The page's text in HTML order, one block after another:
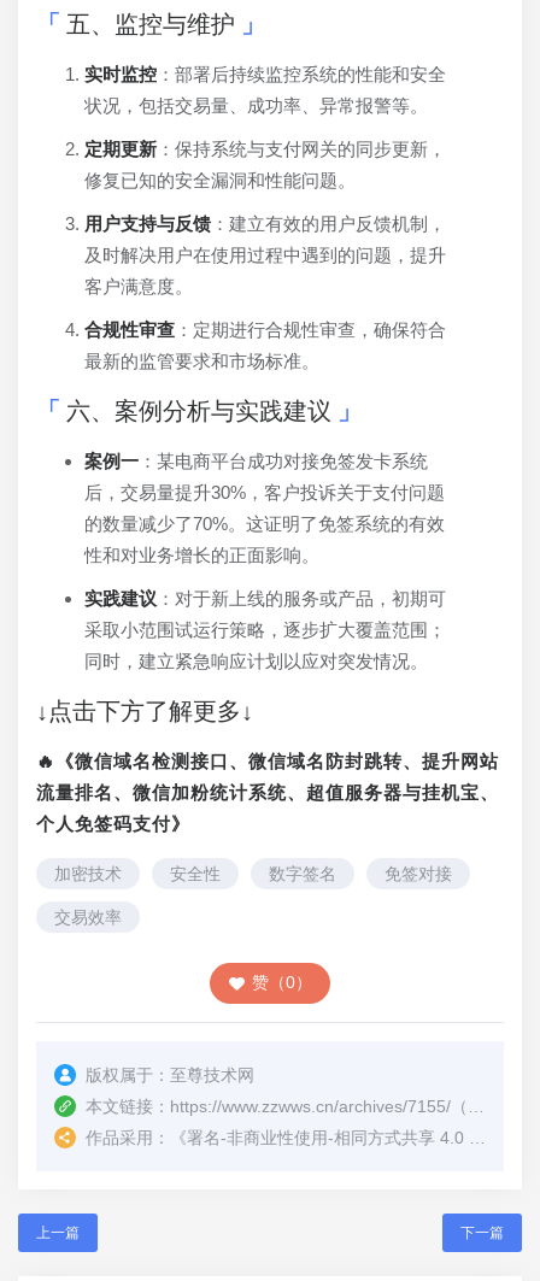
五、监控与维护
实时监控 ：部署后持续监控系统的性能和安全
状况，包括交易量、成功率、异常报警等。
定期更新 ：保持系统与支付网关的同步更新，
修复已知的安全漏洞和性能问题。
用户支持与反馈 ：建立有效的用户反馈机制，
及时解决用户在使用过程中遇到的问题，提升
客户满意度。
合规性审查 ：定期进行合规性审查，确保符合
最新的监管要求和市场标准。
六、案例分析与实践建议
案例一 ：某电商平台成功对接免签发卡系统
后，交易量提升30%，客户投诉关于支付问题
的数量减少了70%。这证明了免签系统的有效
性和对业务增长的正面影响。
实践建议 ：对于新上线的服务或产品，初期可
采取小范围试运行策略，逐步扩大覆盖范围；
同时，建立紧急响应计划以应对突发情况。
↓点击下方了解更多↓
🔥《微信域名检测接口、微信域名防封跳转、提升网站
流量排名、微信加粉统计系统、超值服务器与挂机宝、
个人免签码支付》
加密技术 安全性 数字签名 免签对接
交易效率
赞（0）
版权属于： 至尊技术网
本文链接： https://www.zzwws.cn/archives/7155/ （转载时请注明本文出处及文章链接）
作品采用：
《署名-非商业性使用-相同方式共享 4.0 国际 (CC BY-NC-SA 4.0)
上一篇 下一篇